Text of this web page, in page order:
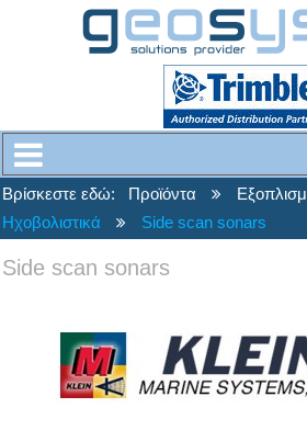
Βρίσκεστε εδώ: Προϊόντα
Ηχοβολιστικά
Side scan sonars
Side scan sonars